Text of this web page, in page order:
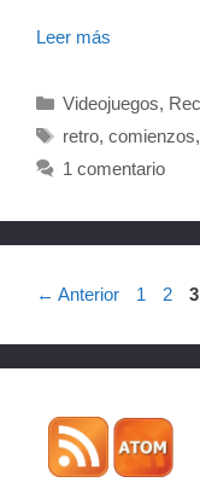
Leer más
Categorías
Videojuegos,
Etiquetas
retro, comienzos,
1 comentario
← Anterior Página
1 2 3